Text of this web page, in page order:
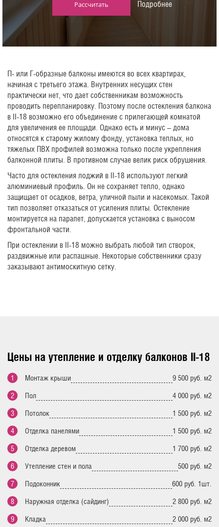
Рассчитать Подробнее
П- или Г-образные балконы имеются во всех квартирах,
начиная с третьего этажа. Внутренних несущих стен
практически нет, что дает собственникам возможность
проводить перепланировку. Поэтому после остекления балкона
в II-18 возможно его объединение с прилегающей комнатой
для увеличения ее площади. Однако есть и минус – дома
относятся к старому жилому фонду, установка теплых, но
тяжелых ПВХ профилей возможна только после укрепления
балконной плиты. В противном случае велик риск обрушения.
Часто для остекления лоджий в II-18 используют легкий
алюминиевый профиль. Он не сохраняет тепло, однако
защищает от осадков, ветра, уличной пыли и насекомых. Такой
тип позволяет отказаться от усиления плиты. Остекление
монтируется на парапет, допускается установка с выносом
фронтальной части.
При остеклении в II-18 можно выбрать любой тип створок,
раздвижные или распашные. Некоторые собственники сразу
заказывают антимоскитную сетку.
Цены на утепление и отделку балконов II-18
Монтаж крыши 9 500 руб. м2
Пол 4 000 руб. м2
Потолок 1 500 руб. м2
Отделка панелями 1 500 руб. м2
Отделка деревом 1 700 руб. м2
Утепление стен и пола 500 руб. м2
Подоконник 600 руб. 1шт.
Наружная отделка (сайдинг) 2 800 руб. м2
Кладка 2 000 руб. м2